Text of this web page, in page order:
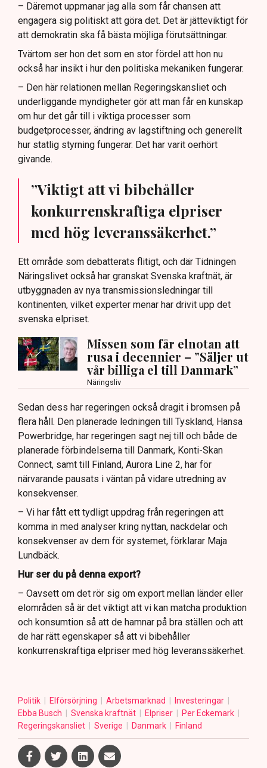
– Däremot uppmanar jag alla som får chansen att
engagera sig politiskt att göra det. Det är jätteviktigt för
att demokratin ska få bästa möjliga förutsättningar.
Tvärtom ser hon det som en stor fördel att hon nu
också har insikt i hur den politiska mekaniken fungerar.
– Den här relationen mellan Regeringskansliet och
underliggande myndigheter gör att man får en kunskap
om hur det går till i viktiga processer som
budgetprocesser, ändring av lagstiftning och generellt
hur statlig styrning fungerar. Det har varit oerhört
givande.
”Viktigt att vi bibehåller
konkurrenskraftiga elpriser
med hög leveranssäkerhet.”
Ett område som debatterats flitigt, och där Tidningen
Näringslivet också har granskat Svenska kraftnät, är
utbyggnaden av nya transmissionsledningar till
kontinenten, vilket experter menar har drivit upp det
svenska elpriset.
Missen som får elnotan att
rusa i decennier – ”Säljer ut
vår billiga el till Danmark”
Näringsliv
Sedan dess har regeringen också dragit i bromsen på
flera håll. Den planerade ledningen till Tyskland, Hansa
Powerbridge, har regeringen sagt nej till och både de
planerade förbindelserna till Danmark, Konti-Skan
Connect, samt till Finland, Aurora Line 2, har för
närvarande pausats i väntan på vidare utredning av
konsekvenser.
– Vi har fått ett tydligt uppdrag från regeringen att
komma in med analyser kring nyttan, nackdelar och
konsekvenser av dem för systemet, förklarar Maja
Lundbäck.
Hur ser du på denna export?
– Oavsett om det rör sig om export mellan länder eller
elområden så är det viktigt att vi kan matcha produktion
och konsumtion så att de hamnar på bra ställen och att
de har rätt egenskaper så att vi bibehåller
konkurrenskraftiga elpriser med hög leveranssäkerhet.
Politik Elförsörjning Arbetsmarknad
Investeringar
Ebba Busch
Svenska kraftnät Elpriser
Per Eckemark
Regeringskansliet
Sverige Danmark Finland